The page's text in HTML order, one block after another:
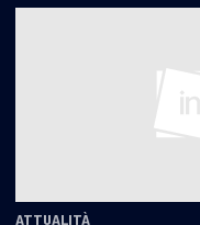
ATTUALITÀ